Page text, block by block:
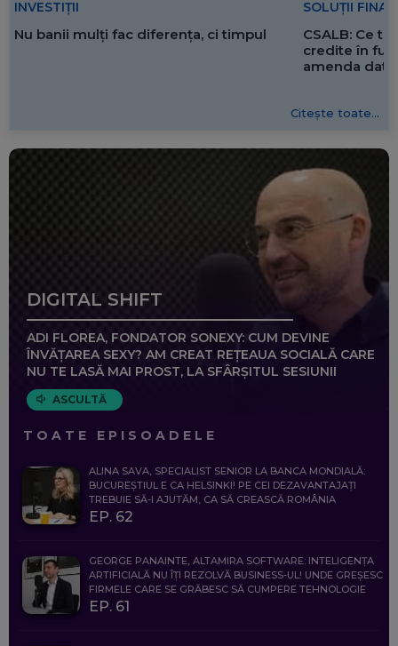
INVESTIȚII
Nu banii mulți fac diferența, ci timpul
SOLUȚII
CSALB: Ce
credite în
amenda
Citește toate...
DIGITAL SHIFT
ADI FLOREA, FONDATOR SONEXY: CUM DEVINE
ÎNVĂȚAREA SEXY? AM CREAT REȚEAUA SOCIALĂ CARE
NU TE LASĂ MAI PROST, LA SFÂRȘITUL SESIUNII
ASCULTĂ
TOATE EPISOADELE
ALINA SAVA, SPECIALIST SENIOR LA BANCA MONDIALĂ:
BUCUREȘTIUL E CA HELSINKI! PE CEI DEZAVANTAJAȚI
TREBUIE SĂ-I AJUTĂM, CA SĂ CREASCĂ ROMÂNIA
EP. 62
GEORGE PANAINTE, ALTAMIRA SOFTWARE: INTELIGENȚA
ARTIFICIALĂ NU ÎȚI REZOLVĂ BUSINESS-UL! UNDE GREȘESC
FIRMELE CARE SE GRĂBESC SĂ CUMPERE TEHNOLOGIE
EP. 61